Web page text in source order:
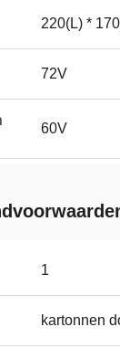
220(L) *
72V
60V
1
kartonnen